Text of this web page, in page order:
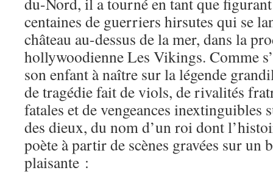
centaines de guerriers hirsutes qui se
château au-dessus de la mer, dans la
hollywoodienne Les Vikings. Comme
son enfant à naître sur la légende
de tragédie fait de viols, de rivalités
fatales et de vengeances inextinguibles
des dieux, du nom d’un roi dont
poète à partir de scènes gravées sur
plaisante :